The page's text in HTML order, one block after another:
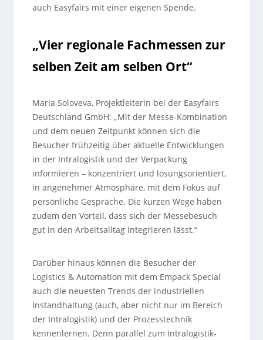
auch Easyfairs mit einer eigenen Spende.
„Vier regionale Fachmessen zur
selben Zeit am selben Ort“
Maria Soloveva, Projektleiterin bei der Easyfairs
Deutschland GmbH: „Mit der Messe-Kombination
und dem neuen Zeitpunkt können sich die
Besucher frühzeitig über aktuelle Entwicklungen
in der Intralogistik und der Verpackung
informieren – konzentriert und lösungsorientiert,
in angenehmer Atmosphäre, mit dem Fokus auf
persönliche Gespräche. Die kurzen Wege haben
zudem den Vorteil, dass sich der Messebesuch
gut in den Arbeitsalltag integrieren lässt.“
Darüber hinaus können die Besucher der
Logistics & Automation mit dem Empack Special
auch die neuesten Trends der industriellen
Instandhaltung (auch, aber nicht nur im Bereich
der Intralogistik) und der Prozesstechnik
kennenlernen. Denn parallel zum Intralogistik-